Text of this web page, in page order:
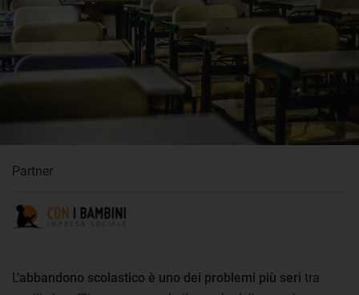
Partner
L’abbandono scolastico è uno dei problemi più seri tra